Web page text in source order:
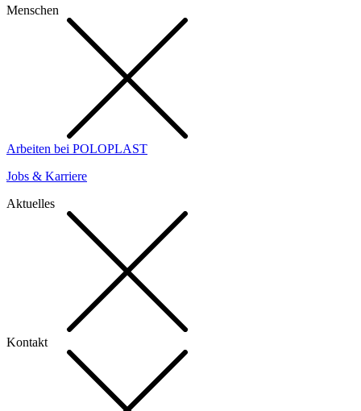
Menschen
Arbeiten bei POLOPLAST
Jobs & Karriere
Aktuelles
Kontakt